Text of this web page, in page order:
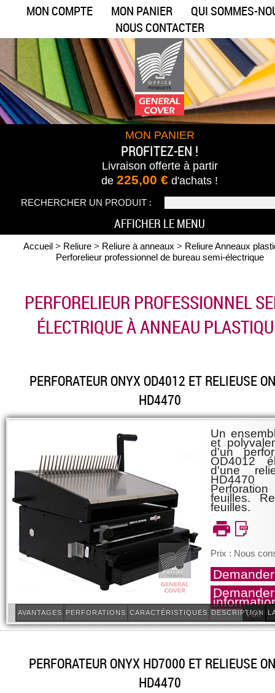
MON COMPTE MON PANIER
QUI SOMMES-
NOUS CONTACTER
MON PANIER
PROFITEZ-EN !
Livraison offerteà partir
de 225,00 € d'achats !
RECHERCHER UN PRODUIT :
AFFICHER LE MENU
Accueil> Reliure> Reliure à anneaux > Reliure Anneaux
Perforelieur professionnel de bureau semi-électrique
PERFORELIEUR PROFESSIONNEL
ÉLECTRIQUE À ANNEAU
PERFORATEUR ONYX OD4012 ET RELIEUSE
HD4470
DESCRIPTION
CARACTÉRISTIQUES
PERFORATIONS
AVANTAGES
Un
et
d'un
OD4012
d'une
HD4470
feuilles.
feuilles.
Prix : Nous
Voir le
PERFORATEUR ONYX HD7000 ET RELIEUSE
HD4470